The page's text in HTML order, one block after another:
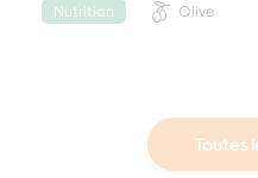
Nutrition Olive
Toutes